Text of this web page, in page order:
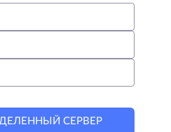
СЕРВЕР